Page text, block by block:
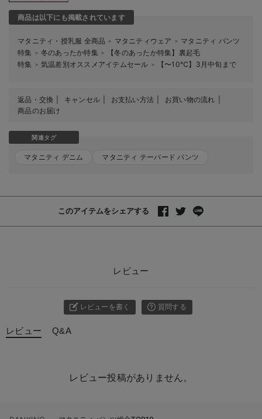
商品は以下にも掲載されています
マタニティ・授乳服 全商品 ＞ マタニティウェア ＞ マタニティ パンツ
特集
＞ 冬のあったか特集 ＞
【冬のあったか特集】裏起毛
特集
＞ 気温差別オススメアイテムセール ＞ 【〜10℃】3月中旬まで
返品・交換 キャンセル お支払い方法
お買い物の流れ
商品のお届け
関連タグ
マタニティ デニム マタニティ テーパード パンツ
このアイテムをシェアする
レビュー
レビューを書く 質問する
レビュー Q&A
レビュー投稿がありません。